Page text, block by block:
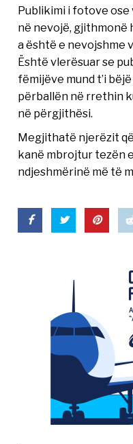
Publikimi i fotove
në nevojë, gjithmonë
a është e nevojshme
Është vlerësuar se
fëmijëve mund t’i
përballën në rrethin
në përgjithësi.
Megjithatë njerëzit
kanë mbrojtur tezën
ndjeshmërinë më të